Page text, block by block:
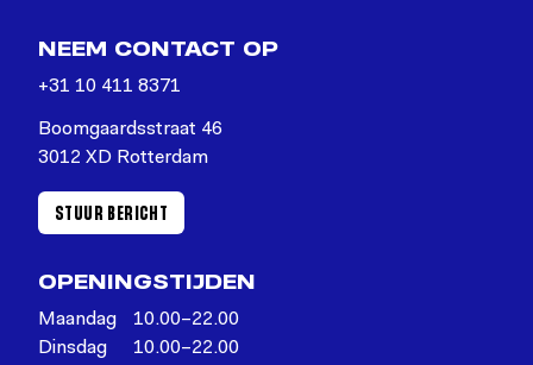
NEEM CONTACT OP
+31 10 411 8371
Boomgaardsstraat 46
3012 XD Rotterdam
STUUR BERICHT
OPENINGSTIJDEN
Maandag
10.00–22.00
Dinsdag
10.00–22.00